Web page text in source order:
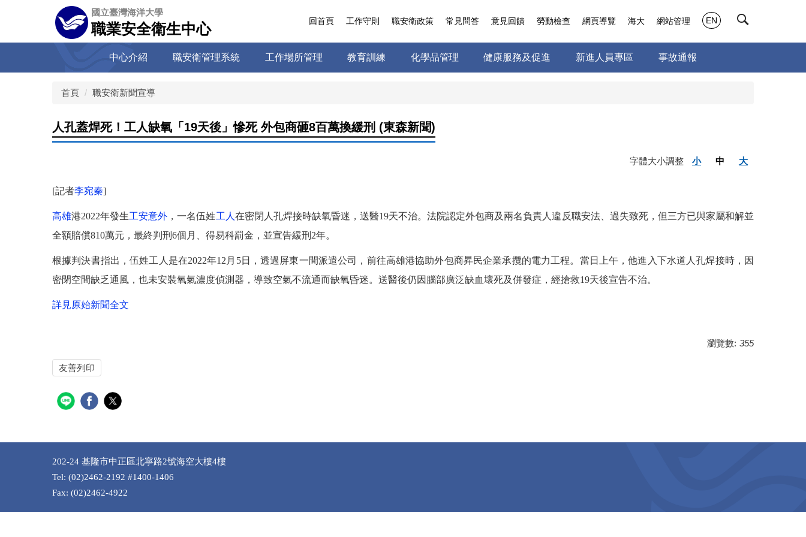
容
國立臺灣海洋大學
職業安全衛生中心
中心介紹 職安衛管理系統 工作場所管理 教育訓練 化學品管理 健康服務及促進 新進人員專區 事故通報
回首頁 工作守則 職安衛政策 常見問答 意見回饋 勞動檢查 網頁導覽 海大 網站管理 EN
首頁 職安衛新聞宣導
人孔蓋焊死！工人缺氧「19天後」慘死 外包商砸8百萬換緩刑 (東森新聞)
字體大小調整 小 中 大
[記者李宛秦]
高雄港2022年發生工安意外 ，一名伍姓工人 在密閉人孔焊接時缺氧昏迷，送醫19天不治。法院認定外包商及兩名負責人違反職安法、過失致死，但三方已與家屬和解並
全額賠償810萬元，最終判刑6個月、得易科罰金，並宣告緩刑2年。
根據判決書指出，伍姓工人是在2022年12月5日，透過屏東一間派遣公司，前往高雄港協助外包商昇民企業承攬的電力工程。當日上午，他進入下水道人孔焊接時，因
密閉空間缺乏通風，也未安裝氧氣濃度偵測器，導致空氣不流通而缺氧昏迷。送醫後仍因腦部廣泛缺血壞死及併發症，經搶救19天後宣告不治。
詳見原始新聞全文
瀏覽數: 355
友善列印
202-24 基隆市中正區北寧路2號海空大樓4樓
Tel: (02)2462-2192 #1400-1406
Fax: (02)2462-4922